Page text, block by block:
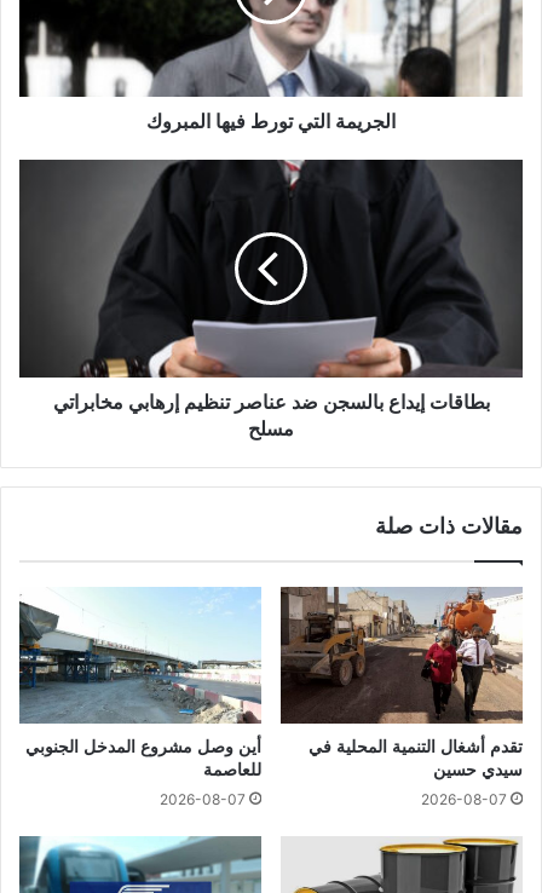
الجريمة التي تورط فيها المبروك
بطاقات إيداع بالسجن ضد عناصر تنظيم إرهابي مخابراتي
مسلح
مقالات ذات صلة
تقدم أشغال التنمية المحلية في
سيدي حسين
2026-08-07
أين وصل مشروع المدخل الجنوبي
للعاصمة
2026-08-07